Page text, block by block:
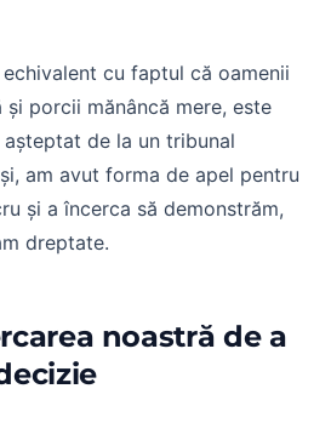
cu faptul că oamenii
porcii mănâncă mere, este
de la un tribunal
am avut forma de apel pentru
și a încerca să demonstrăm,
dreptate.
noastră de a